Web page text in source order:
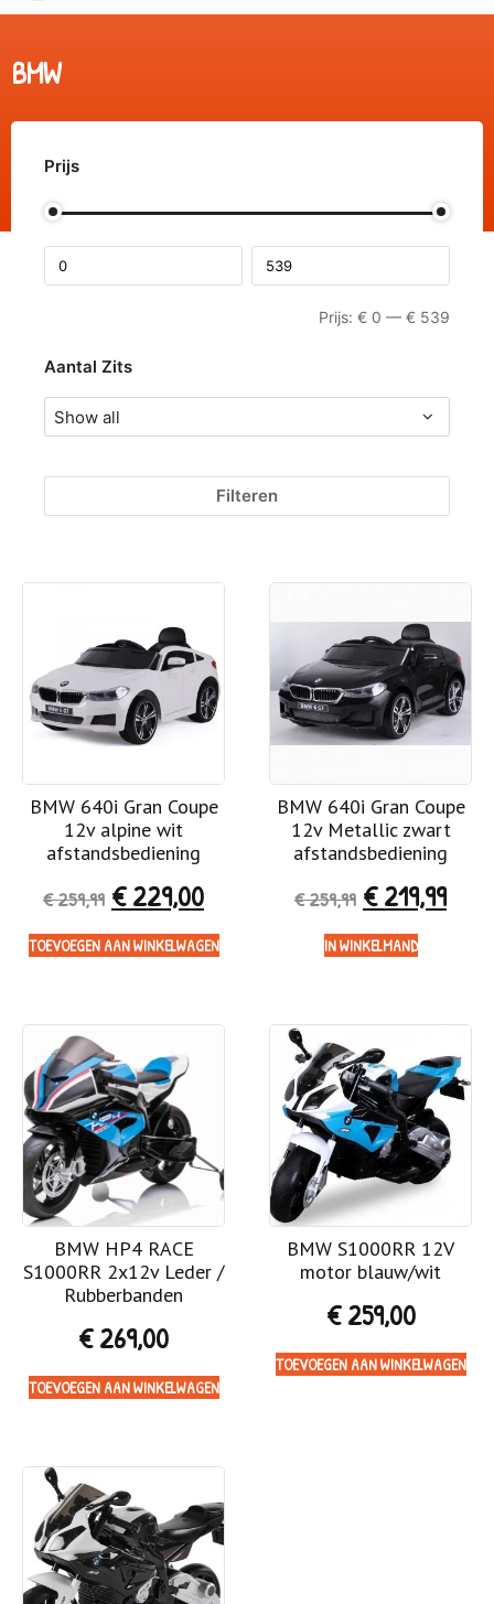
BMW
Prijs
Prijs: € 0 — € 539
Aantal Zits
Filteren
BMW 640i Gran Coupe
12v alpine wit
afstandsbediening
€259,99 €229,00
TOEVOEGEN AAN WINKELWAGEN
BMW 640i Gran Coupe
12v Metallic zwart
afstandsbediening
€259,99 €219,99
IN WINKELMAND
BMW HP4 RACE
S1000RR 2x12v Leder /
Rubberbanden
€269,00
TOEVOEGEN AAN WINKELWAGEN
BMW S1000RR 12V
motor blauw/wit
€259,00
TOEVOEGEN AAN WINKELWAGEN